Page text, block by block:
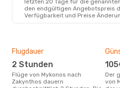
Aegean Airlines
1 Zwischenstopp
JMK- ZTH
Sky Express1 Zwischenstopp
letzten 20 Tage für die
den endgültigen Angebotspreis
Verfügbarkeit und Preise
Flugdauer
2 Stunden
Flüge von Mykonos nach
Zakynthos dauern
Der günstigste einfache Flug
von